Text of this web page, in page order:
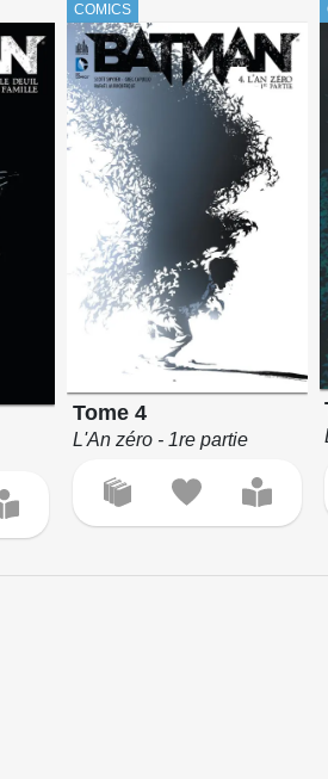
COMICS
Tome 4
L'An zéro - 1re partie